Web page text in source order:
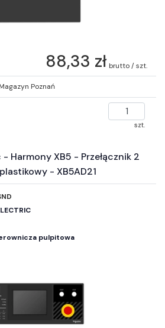
88,33 zł brutto / szt.
Magazyn Poznań
szt.
Harmony XB5 - Przełącznik 2
- XB5AD21
pulpitowa